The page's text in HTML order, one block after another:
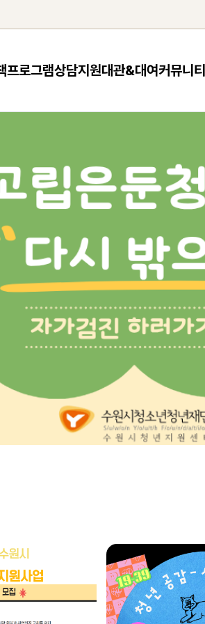
프로그램상담지원대관&대여 커뮤니티